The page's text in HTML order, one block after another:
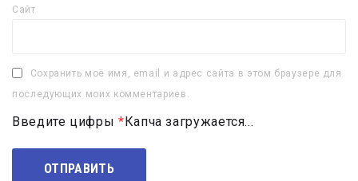
Сайт
Сохранить моё имя, email и адрес сайта в этом браузере для
последующих моих комментариев.
Введите цифры * Капча загружается...